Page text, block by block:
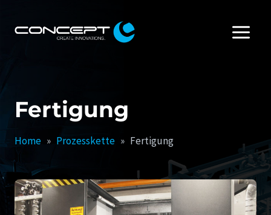
Inhalt
Fertigung
Home » Prozesskette » Fertigung